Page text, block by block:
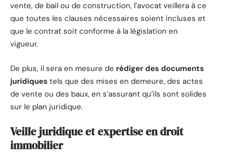
vente, de bail ou de construction, l’avocat veillera à ce
que toutes les clauses nécessaires soient incluses et
que le contrat soit conforme à la législation en
vigueur.
De plus, il sera en mesure de rédiger des documents
juridiques tels que des mises en demeure, des actes
de vente ou des baux, en s’assurant qu’ils sont solides
sur le plan juridique.
Veille juridique et expertise en droit
immobilier